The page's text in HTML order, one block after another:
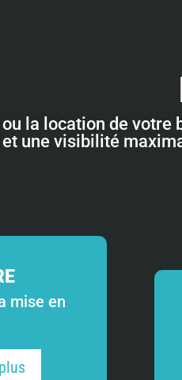
la location de
une visibilité
mise en